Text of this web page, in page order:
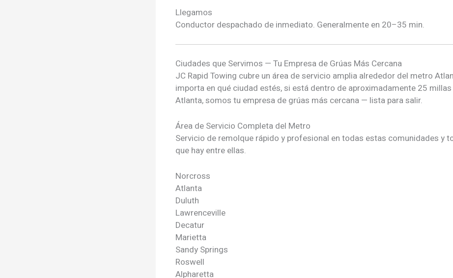
Llegamos
Conductor despachado de inmediato. Generalmente en 20–35 min.
Ciudades que Servimos — Tu Empresa de Grúas Más Cercana
JC Rapid Towing cubre un área de servicio amplia alrededor del metro
importa en qué ciudad estés, si está dentro de aproximadamente 25
Atlanta, somos tu empresa de grúas más cercana — lista para salir.
Área de Servicio Completa del Metro
Servicio de remolque rápido y profesional en todas estas comunidades y
que hay entre ellas.
Norcross
Atlanta
Duluth
Lawrenceville
Decatur
Marietta
Sandy Springs
Roswell
Alpharetta